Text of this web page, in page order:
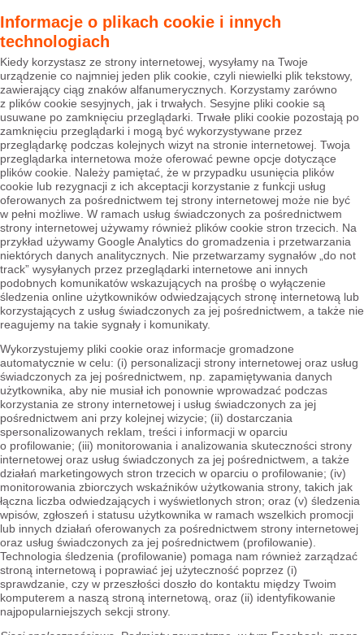
Informacje o plikach cookie i innych
technologiach
Kiedy korzystasz ze strony internetowej, wysyłamy na Twoje
urządzenie co najmniej jeden plik cookie, czyli niewielki plik tekstowy,
zawierający ciąg znaków alfanumerycznych. Korzystamy zarówno
z plików cookie sesyjnych, jak i trwałych. Sesyjne pliki cookie są
usuwane po zamknięciu przeglądarki. Trwałe pliki cookie pozostają po
zamknięciu przeglądarki i mogą być wykorzystywane przez
przeglądarkę podczas kolejnych wizyt na stronie internetowej. Twoja
przeglądarka internetowa może oferować pewne opcje dotyczące
plików cookie. Należy pamiętać, że w przypadku usunięcia plików
cookie lub rezygnacji z ich akceptacji korzystanie z funkcji usług
oferowanych za pośrednictwem tej strony internetowej może nie być
w pełni możliwe. W ramach usług świadczonych za pośrednictwem
strony internetowej używamy również plików cookie stron trzecich. Na
przykład używamy Google Analytics do gromadzenia i przetwarzania
niektórych danych analitycznych. Nie przetwarzamy sygnałów „do not
track” wysyłanych przez przeglądarki internetowe ani innych
podobnych komunikatów wskazujących na prośbę o wyłączenie
śledzenia online użytkowników odwiedzających stronę internetową lub
korzystających z usług świadczonych za jej pośrednictwem, a także nie
reagujemy na takie sygnały i komunikaty.
Wykorzystujemy pliki cookie oraz informacje gromadzone
automatycznie w celu: (i) personalizacji strony internetowej oraz usług
świadczonych za jej pośrednictwem, np. zapamiętywania danych
użytkownika, aby nie musiał ich ponownie wprowadzać podczas
korzystania ze strony internetowej i usług świadczonych za jej
pośrednictwem ani przy kolejnej wizycie; (ii) dostarczania
spersonalizowanych reklam, treści i informacji w oparciu
o profilowanie; (iii) monitorowania i analizowania skuteczności strony
internetowej oraz usług świadczonych za jej pośrednictwem, a także
działań marketingowych stron trzecich w oparciu o profilowanie; (iv)
monitorowania zbiorczych wskaźników użytkowania strony, takich jak
łączna liczba odwiedzających i wyświetlonych stron; oraz (v) śledzenia
wpisów, zgłoszeń i statusu użytkownika w ramach wszelkich promocji
lub innych działań oferowanych za pośrednictwem strony internetowej
oraz usług świadczonych za jej pośrednictwem (profilowanie).
Technologia śledzenia (profilowanie) pomaga nam również zarządzać
stroną internetową i poprawiać jej użyteczność poprzez (i)
sprawdzanie, czy w przeszłości doszło do kontaktu między Twoim
komputerem a naszą stroną internetową, oraz (ii) identyfikowanie
najpopularniejszych sekcji strony.